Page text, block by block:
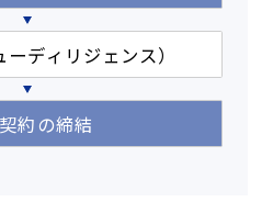
ディリジェンス）
約の締結